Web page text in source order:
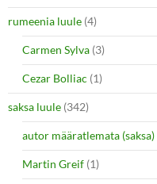
rumeenia luule (4)
Carmen Sylva (3)
Cezar Bolliac (1)
saksa luule (342)
autor määratlemata (saksa)
Martin Greif (1)